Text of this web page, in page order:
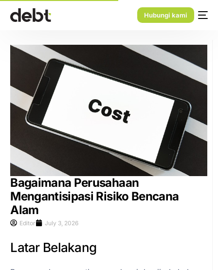
Hubungi kami
Bagaimana Perusahaan
Mengantisipasi Risiko Bencana
Alam
Editor July 3, 2026
Latar Belakang